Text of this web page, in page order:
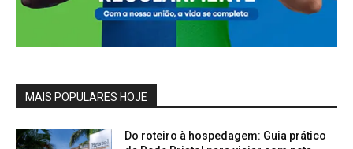
MAIS POPULARES HOJE
Do roteiro à hospedagem: Guia prático